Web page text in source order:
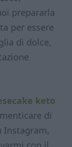
prepararla
per essere
di dolce,
keto
di
Instagram,